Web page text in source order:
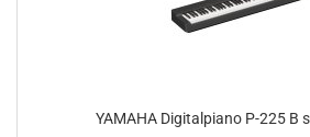
YA­MA­HA Di­gi­tal­pia­no P-225 B